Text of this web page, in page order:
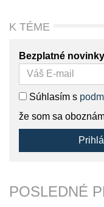
K TÉME
Bezplatné
Súhlasím s
že som sa
POSLEDNÉ